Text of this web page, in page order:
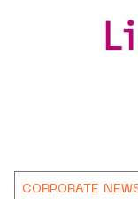
CORPORATE